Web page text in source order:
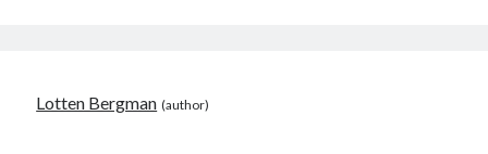
Lotten Bergman